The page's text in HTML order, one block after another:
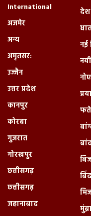
International
अजमेर
अन्य
अमृतसर:
उज्जैन
उत्तर प्रदेश
कानपुर
कोरबा
गुजरात
गोरखपुर
छत्तीसगढ़
छत्तीसगढ़
जहानाबाद
देश
नई